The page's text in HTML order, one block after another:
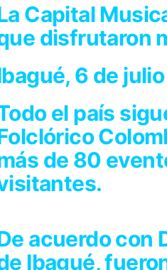
Capital
disfrutaron
6 de
el país
de 80
acuerdo con
Ibagué,